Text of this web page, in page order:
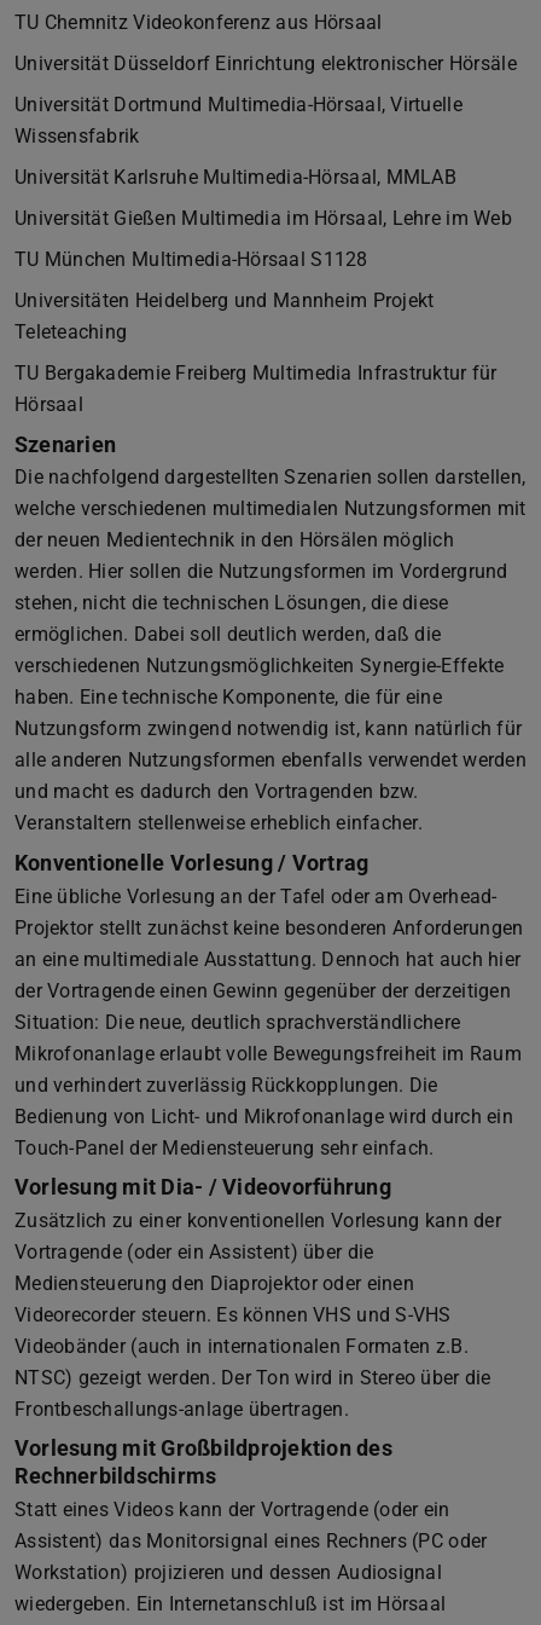
TU Chemnitz Videokonferenz aus Hörsaal
Universität Düsseldorf Einrichtung elektronischer Hörsäle
Universität Dortmund Multimedia-Hörsaal, Virtuelle
Wissensfabrik
Universität Karlsruhe Multimedia-Hörsaal, MMLAB
Universität Gießen Multimedia im Hörsaal, Lehre im Web
TU München Multimedia-Hörsaal S1128
Universitäten Heidelberg und Mannheim Projekt
Teleteaching
TU Bergakademie Freiberg Multimedia Infrastruktur für
Hörsaal
Szenarien
Die nachfolgend dargestellten Szenarien sollen darstellen,
welche verschiedenen multimedialen Nutzungsformen mit
der neuen Medientechnik in den Hörsälen möglich
werden. Hier sollen die Nutzungsformen im Vordergrund
stehen, nicht die technischen Lösungen, die diese
ermöglichen. Dabei soll deutlich werden, daß die
verschiedenen Nutzungsmöglichkeiten Synergie-Effekte
haben. Eine technische Komponente, die für eine
Nutzungsform zwingend notwendig ist, kann natürlich für
alle anderen Nutzungsformen ebenfalls verwendet werden
und macht es dadurch den Vortragenden bzw.
Veranstaltern stellenweise erheblich einfacher.
Konventionelle Vorlesung / Vortrag
Eine übliche Vorlesung an der Tafel oder am Overhead-
Projektor stellt zunächst keine besonderen Anforderungen
an eine multimediale Ausstattung. Dennoch hat auch hier
der Vortragende einen Gewinn gegenüber der derzeitigen
Situation: Die neue, deutlich sprachverständlichere
Mikrofonanlage erlaubt volle Bewegungsfreiheit im Raum
und verhindert zuverlässig Rückkopplungen. Die
Bedienung von Licht- und Mikrofonanlage wird durch ein
Touch-Panel der Mediensteuerung sehr einfach.
Vorlesung mit Dia- / Videovorführung
Zusätzlich zu einer konventionellen Vorlesung kann der
Vortragende (oder ein Assistent) über die
Mediensteuerung den Diaprojektor oder einen
Videorecorder steuern. Es können VHS und S-VHS
Videobänder (auch in internationalen Formaten z.B.
NTSC) gezeigt werden. Der Ton wird in Stereo über die
Frontbeschallungs-anlage übertragen.
Vorlesung mit Großbildprojektion des
Rechnerbildschirms
Statt eines Videos kann der Vortragende (oder ein
Assistent) das Monitorsignal eines Rechners (PC oder
Workstation) projizieren und dessen Audiosignal
wiedergeben. Ein Internetanschluß ist im Hörsaal